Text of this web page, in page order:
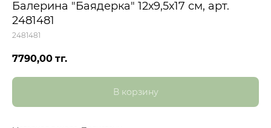
Балерина "Баядерка" 12х9,5х17 см, арт.
2481481
2481481
7790,00 тг.
В корзину